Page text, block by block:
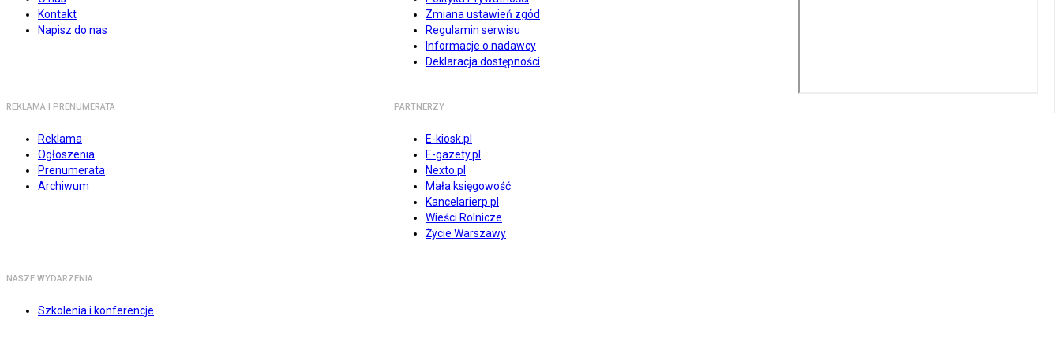
Kontakt
Napisz do nas
Zmiana ustawień zgód
Regulamin serwisu
Informacje o nadawcy
Deklaracja dostępności
REKLAMA I PRENUMERATA
Reklama
Ogłoszenia
Prenumerata
Archiwum
PARTNERZY
E-kiosk.pl
E-gazety.pl
Nexto.pl
Mała księgowość
Kancelarierp.pl
Wieści Rolnicze
Życie Warszawy
NASZE WYDARZENIA
Szkolenia i konferencje